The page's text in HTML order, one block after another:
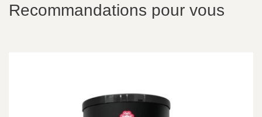
Recommandations pour vous